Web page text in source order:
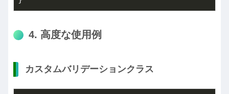
4. 高度な使用例
カスタムバリデーションクラス